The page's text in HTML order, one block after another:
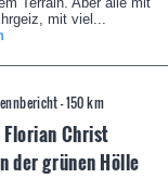
mit viel...
- 150 km
Florian Christ
der grünen Hölle